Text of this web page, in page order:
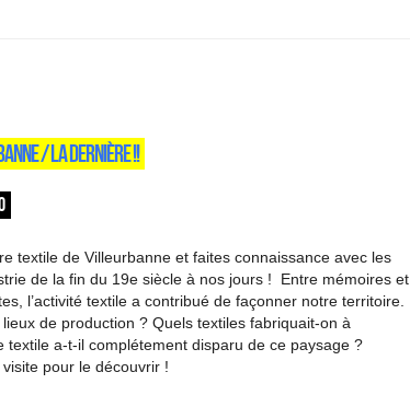
/ LA DERNIÈRE !!
textile de Villeurbanne et faites connaissance avec les
de la fin du 19e siècle à nos jours ! Entre mémoires et
l’activité textile a contribué de façonner notre territoire.
de production ? Quels textiles fabriquait-on à
textile a-t-il complétement disparu de ce paysage ?
pour le découvrir !